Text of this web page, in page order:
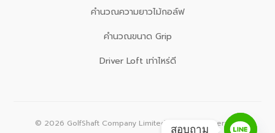
คำนวณความยาวไม้กอล์ฟ
คำนวณขนาด Grip
Driver Loft เท่าไหร่ดี
© 2026 GolfShaft Company Limited. All rights reserved.
สอบถาม